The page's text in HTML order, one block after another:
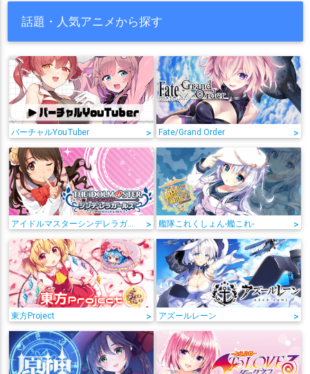
話題・人気アニメから探す
バーチャルYouTuber > Fate/Grand Order >
アイドルマスターシンデレラガールズ > 艦隊これくしょん-艦これ- >
東方Project > アズールレーン >